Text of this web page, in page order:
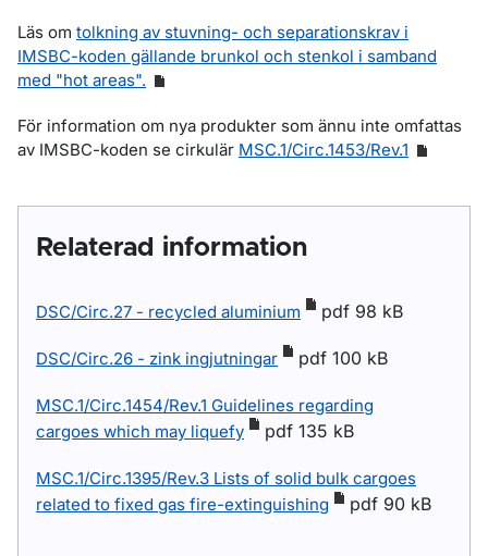
Läs om tolkning av stuvning- och separationskrav i
IMSBC-koden gällande brunkol och stenkol i samband
med "hot areas".
För information om nya produkter som ännu inte omfattas
av IMSBC-koden se cirkulär MSC.1/Circ.1453/Rev.1
Relaterad information
DSC/Circ.27 - recycled aluminium pdf 98 kB
DSC/Circ.26 - zink ingjutningar pdf 100 kB
MSC.1/Circ.1454/Rev.1 Guidelines regarding
cargoes which may liquefy
pdf 135 kB
MSC.1/Circ.1395/Rev.3 Lists of solid bulk cargoes
related to fixed gas fire-extinguishing
pdf 90 kB